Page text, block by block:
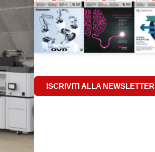
ISCRIVITI ALLA NEWSLETTER